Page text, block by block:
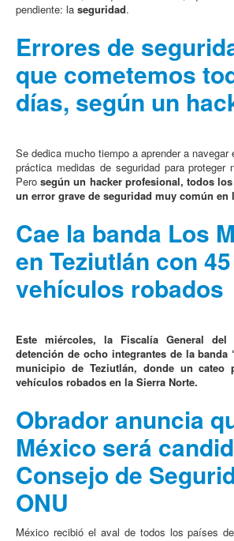
pendiente: la seguridad.
Errores de
que cometemos
días, según un
Se dedica mucho tiempo a aprender a navegar
práctica medidas de seguridad para proteger
Perosegún un hacker profesional, todos
un error grave de seguridad muy común en
Cae la banda Los
en Teziutlán con 45
vehículos robados
Este miércoles, la Fiscalía General
detención de ocho integrantes de la banda
municipio de Teziutlán, donde un cateo
vehículos robados en la Sierra Norte.
Obrador anuncia
México será
Consejo de
ONU
México recibió el aval de todos los países de